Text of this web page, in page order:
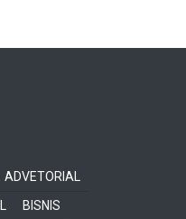
ADVETORIAL
BISNIS